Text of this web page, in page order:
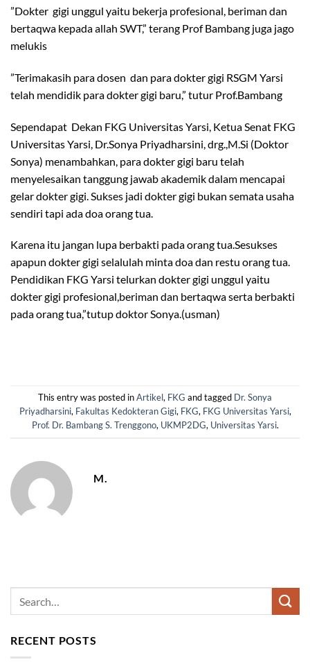
”Dokter gigi unggul yaitu bekerja profesional, beriman dan
bertaqwa kepada allah SWT,” terang Prof Bambang juga jago
melukis
”Terimakasih para dosen dan para dokter gigi RSGM Yarsi
telah mendidik para dokter gigi baru,” tutur Prof.Bambang
Sependapat Dekan FKG Universitas Yarsi, Ketua Senat FKG
Universitas Yarsi, Dr.Sonya Priyadharsini, drg.,M.Si (Doktor
Sonya) menambahkan, para dokter gigi baru telah
menyelesaikan tanggung jawab akademik dalam mencapai
gelar dokter gigi. Sukses jadi dokter gigi bukan semata usaha
sendiri tapi ada doa orang tua.
Karena itu jangan lupa berbakti pada orang tua.Sesukses
apapun dokter gigi selalulah minta doa dan restu orang tua.
Pendidikan FKG Yarsi telurkan dokter gigi unggul yaitu
dokter gigi profesional,beriman dan bertaqwa serta berbakti
pada orang tua,”tutup doktor Sonya.(usman)
This entry was posted inArtikel, FKG and tagged Dr. Sonya
Priyadharsini, Fakultas Kedokteran Gigi, FKG, FKG Universitas Yarsi,
Prof. Dr. Bambang S. Trenggono, UKMP2DG, Universitas Yarsi.
M.
RECENT POSTS